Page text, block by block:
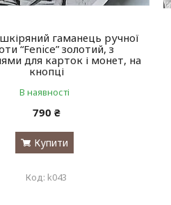
гаманець ручної
“Fenice” золотий, з
для карток і монет, на
кнопці
В наявності
790 ₴
Купити
k043